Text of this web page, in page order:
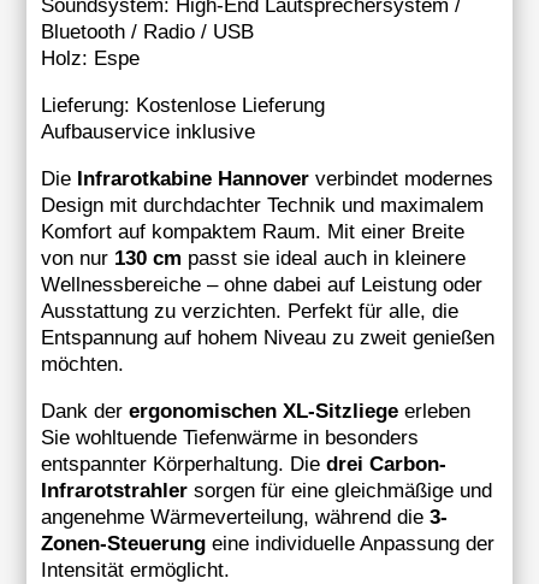
Soundsystem: High-End Lautsprechersystem /
Bluetooth / Radio / USB
Holz: Espe
Lieferung: Kostenlose Lieferung
Aufbauservice inklusive
Die Infrarotkabine Hannover verbindet modernes
Design mit durchdachter Technik und maximalem
Komfort auf kompaktem Raum. Mit einer Breite
von nur 130 cm passt sie ideal auch in kleinere
Wellnessbereiche – ohne dabei auf Leistung oder
Ausstattung zu verzichten. Perfekt für alle, die
Entspannung auf hohem Niveau zu zweit genießen
möchten.
Dank derergonomischen XL-Sitzliege erleben
Sie wohltuende Tiefenwärme in besonders
entspannter Körperhaltung. Diedrei Carbon-
Infrarotstrahler sorgen für eine gleichmäßige und
angenehme Wärmeverteilung, während die3-
Zonen-Steuerung eine individuelle Anpassung der
Intensität ermöglicht.